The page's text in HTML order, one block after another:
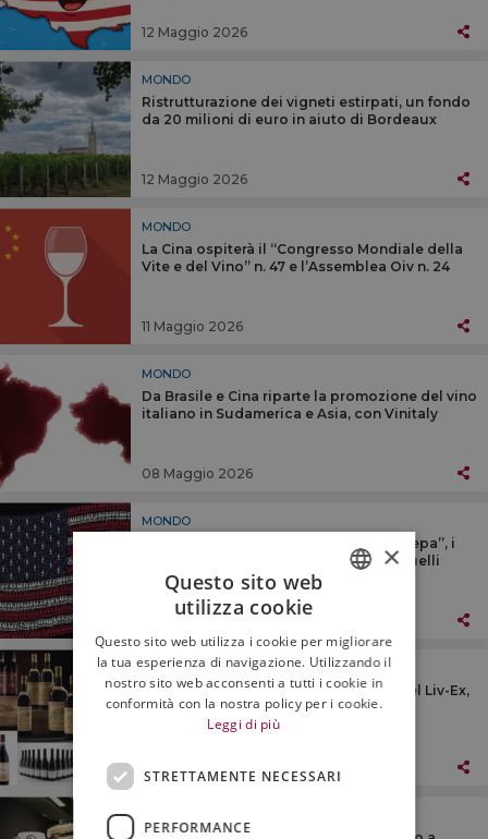
12 Maggio 2026
MONDO
Ristrutturazione dei vigneti estirpati, un fondo
da 20 milioni di euro in aiuto di Bordeaux
12 Maggio 2026
MONDO
La Cina ospiterà il “Congresso Mondiale della
Vite e del Vino” n. 47 e l’Assemblea Oiv n. 24
11 Maggio 2026
MONDO
Da Brasile e Cina riparte la promozione del vino
italiano in Sudamerica e Asia, con Vinitaly
08 Maggio 2026
MONDO
Dazi Usa, ancora caos: dopo quelli “Ieepa”, i
tribunali americani bocciano anche quelli
“globali”
08 Maggio 2026
MONDO
Fine wines, prende forza il recupero del Liv-Ex,
trainato soprattutto dall’Italia e dallo
Champagne
ENGLISH
×
Questo sito web
utilizza cookie
Questo sito web utilizza i cookie per migliorare
la tua esperienza di navigazione. Utilizzando il
nostro sito web acconsenti a tutti i cookie in
conformità con la nostra policy per i cookie.
Leggi di più
STRETTAMENTE NECESSARI
PERFORMANCE